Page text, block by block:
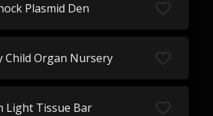
Plasmid Den
Child Organ Nursery
Light Tissue Bar